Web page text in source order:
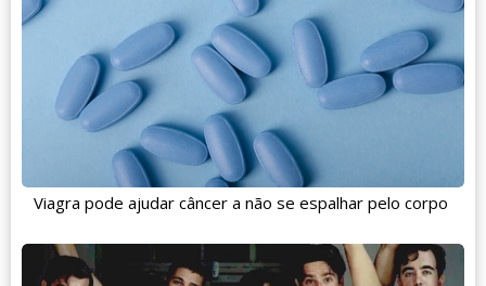
Viagra pode ajudar câncer a não se espalhar pelo corpo